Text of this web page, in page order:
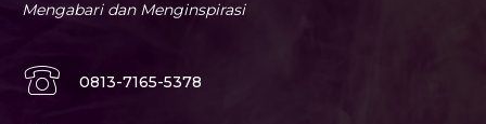
Mengabari dan Menginspirasi
0813-7165-5378